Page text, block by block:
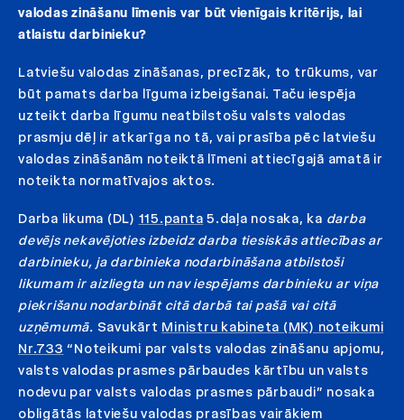
valodas zināšanu līmenis var būt vienīgais kritērijs, lai
atlaistu darbinieku?
Latviešu valodas zināšanas, precīzāk, to trūkums, var
būt pamats darba līguma izbeigšanai. Taču iespēja
uzteikt darba līgumu neatbilstošu valsts valodas
prasmju dēļ ir atkarīga no tā, vai prasība pēc latviešu
valodas zināšanām noteiktā līmeni attiecīgajā amatā ir
noteikta normatīvajos aktos.
Darba likuma (DL) 115.panta 5.daļa nosaka, ka darba
devējs nekavējoties izbeidz darba tiesiskās attiecības ar
darbinieku, ja darbinieka nodarbināšana atbilstoši
likumam ir aizliegta un nav iespējams darbinieku ar viņa
piekrišanu nodarbināt citā darbā tai pašā vai citā
uzņēmumā. Savukārt Ministru kabineta (MK) noteikumi
Nr.733 “Noteikumi par valsts valodas zināšanu apjomu,
valsts valodas prasmes pārbaudes kārtību un valsts
nodevu par valsts valodas prasmes pārbaudi” nosaka
obligātās latviešu valodas prasības vairākiem